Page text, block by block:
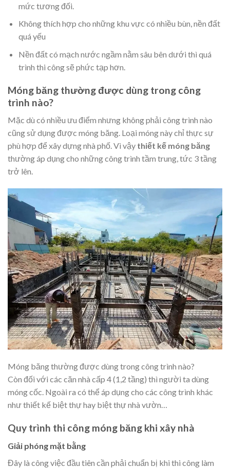
mức tương đối.
Không thích hợp cho những khu vực có nhiều bùn, nền đất
quá yếu
Nền đất có mạch nước ngầm nằm sâu bên dưới thì quá
trình thi công sẽ phức tạp hơn.
Móng băng thường được dùng trong công
trình nào?
Mặc dù có nhiều ưu điểm nhưng không phải công trình nào
cũng sử dụng được móng băng. Loại móng này chỉ thực sự
phù hợp để xây dựng nhà phố. Vì vậy thiết kế móng băng
thường áp dụng cho những công trình tầm trung, tức 3 tầng
trở lên.
Móng băng thường được dùng trong công trình nào?
Còn đối với các căn nhà cấp 4 (1,2 tầng) thì người ta dùng
móng cốc. Ngoài ra có thể áp dụng cho các công trình khác
như thiết kế biệt thự hay biệt thự nhà vườn…
Quy trình thi công móng băng khi xây nhà
Giải phóng mặt bằng
Đây là công việc đầu tiên cần phải chuẩn bị khi thi công làm